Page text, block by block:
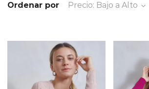
Ordenar por Precio: Bajo a Alto